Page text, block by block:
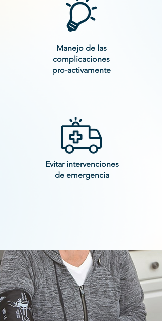
Evitar intervenciones
de emergencia
Manejo de las
complicaciones
pro-activamente